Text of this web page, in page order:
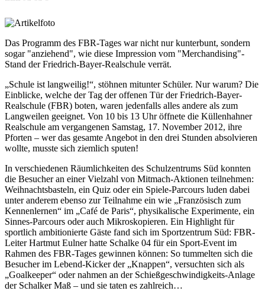
Das Programm des FBR-Tages war nicht nur kunterbunt, sondern
sogar "anziehend", wie diese Impression vom "Merchandising"-
Stand der Friedrich-Bayer-Realschule verrät.
„Schule ist langweilig!“, stöhnen mitunter Schüler. Nur warum? Die
Einblicke, welche der Tag der offenen Tür der Friedrich-Bayer-
Realschule (FBR) boten, waren jedenfalls alles andere als zum
Langweilen geeignet. Von 10 bis 13 Uhr öffnete die Küllenhahner
Realschule am vergangenen Samstag, 17. November 2012, ihre
Pforten – wer das gesamte Angebot in den drei Stunden absolvieren
wollte, musste sich ziemlich sputen!
In verschiedenen Räumlichkeiten des Schulzentrums Süd konnten
die Besucher an einer Vielzahl von Mitmach-Aktionen teilnehmen:
Weihnachtsbasteln, ein Quiz oder ein Spiele-Parcours luden dabei
unter anderem ebenso zur Teilnahme ein wie „Französisch zum
Kennenlernen“ im „Café de Paris“, physikalische Experimente, ein
Sinnes-Parcours oder auch Mikroskopieren. Ein Highlight für
sportlich ambitionierte Gäste fand sich im Sportzentrum Süd: FBR-
Leiter Hartmut Eulner hatte Schalke 04 für ein Sport-Event im
Rahmen des FBR-Tages gewinnen können: So tummelten sich die
Besucher im Lebend-Kicker der „Knappen“, versuchten sich als
„Goalkeeper“ oder nahmen an der Schießgeschwindigkeits-Anlage
der Schalker Maß – und sie taten es zahlreich…